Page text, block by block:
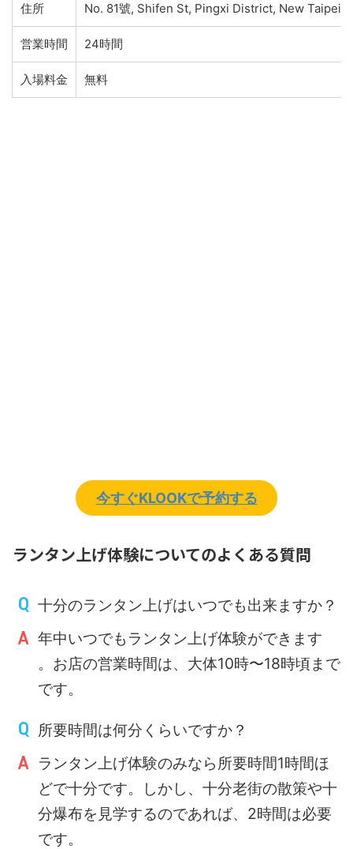
住所 No. 81號, Shifen St, Pingxi District, New Taipei
営業時間 24時間
入場料金 無料
今すぐKLOOKで予約する
ランタン上げ体験についてのよくある質問
十分のランタン上げはいつでも出来ますか？
年中いつでもランタン上げ体験ができます
。お店の営業時間は、大体10時〜18時頃まで
です。
所要時間は何分くらいですか？
ランタン上げ体験のみなら所要時間1時間ほ
どで十分です。しかし、十分老街の散策や十
分爆布を見学するのであれば、2時間は必要
です。